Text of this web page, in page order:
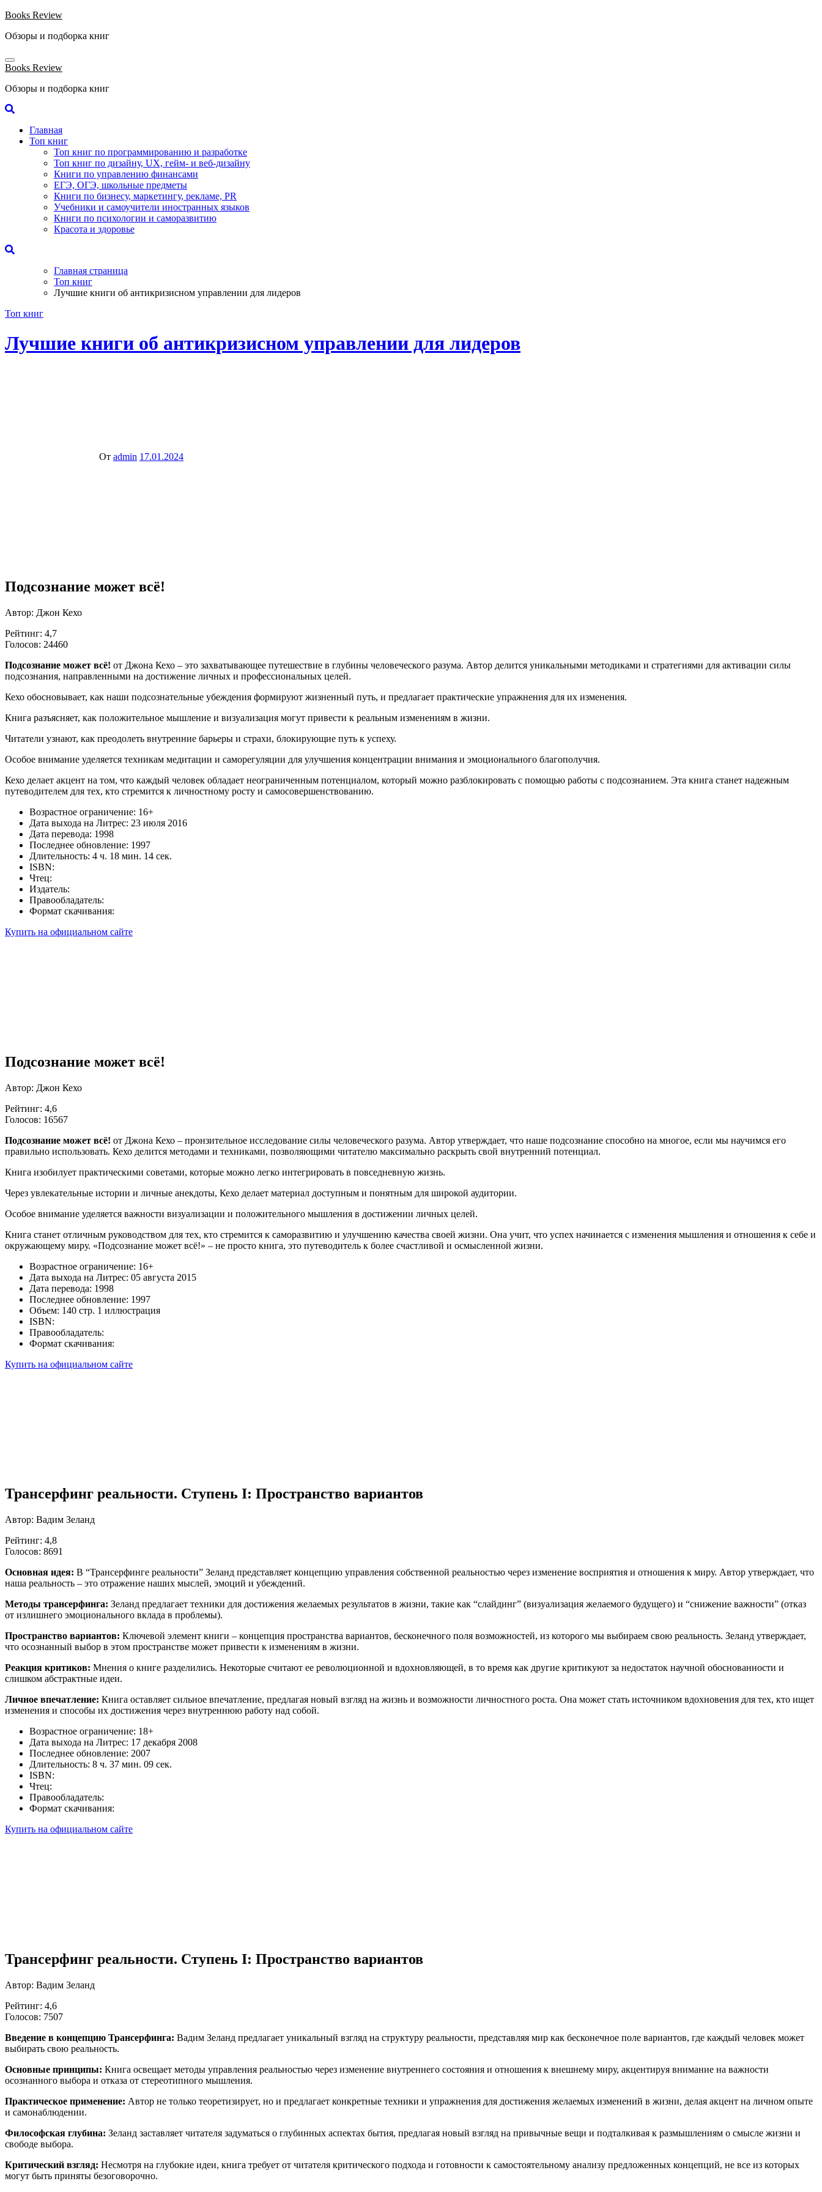
Перейти
содержанию
Books Review
Обзоры и подборка книг
Books Review
Обзоры и подборка книг
Главная
Топ книг
Топ книг по программированию и разработке
Топ книг по дизайну, UX, гейм- и веб-дизайну
Книги по управлению финансами
ЕГЭ, ОГЭ, школьные предметы
Книги по бизнесу, маркетингу, рекламе, PR
Учебники и самоучители иностранных языков
Книги по психологии и саморазвитию
Красота и здоровье
Главная страница
Топ книг
Лучшие книги об антикризисном управлении для лидеров
Топ книг
Лучшие книги об антикризисном управлении для лидеров
От admin 17.01.2024
Подсознание может всё!
Автор: Джон Кехо
Рейтинг: 4,7
Голосов: 24460
Подсознание может всё! от Джона Кехо – это захватывающее путешествие в глубины человеческого разума. Автор делится уникальными методиками и стратегиями для активации силы
подсознания, направленными на достижение личных и профессиональных целей.
Кехо обосновывает, как наши подсознательные убеждения формируют жизненный путь, и предлагает практические упражнения для их изменения.
Книга разъясняет, как положительное мышление и визуализация могут привести к реальным изменениям в жизни.
Читатели узнают, как преодолеть внутренние барьеры и страхи, блокирующие путь к успеху.
Особое внимание уделяется техникам медитации и саморегуляции для улучшения концентрации внимания и эмоционального благополучия.
Кехо делает акцент на том, что каждый человек обладает неограниченным потенциалом, который можно разблокировать с помощью работы с подсознанием. Эта книга станет надежным
путеводителем для тех, кто стремится к личностному росту и самосовершенствованию.
Возрастное ограничение: 16+
Дата выхода на Литрес: 23 июля 2016
Дата перевода: 1998
Последнее обновление: 1997
Длительность: 4 ч. 18 мин. 14 сек.
ISBN:
Чтец:
Издатель:
Правообладатель:
Формат скачивания:
Купить на официальном сайте
Подсознание может всё!
Автор: Джон Кехо
Рейтинг: 4,6
Голосов: 16567
Подсознание может всё! от Джона Кехо – пронзительное исследование силы человеческого разума. Автор утверждает, что наше подсознание способно на многое, если мы научимся его
правильно использовать. Кехо делится методами и техниками, позволяющими читателю максимально раскрыть свой внутренний потенциал.
Книга изобилует практическими советами, которые можно легко интегрировать в повседневную жизнь.
Через увлекательные истории и личные анекдоты, Кехо делает материал доступным и понятным для широкой аудитории.
Особое внимание уделяется важности визуализации и положительного мышления в достижении личных целей.
Книга станет отличным руководством для тех, кто стремится к саморазвитию и улучшению качества своей жизни. Она учит, что успех начинается с изменения мышления и отношения к себе и
окружающему миру. «Подсознание может всё!» – не просто книга, это путеводитель к более счастливой и осмысленной жизни.
Возрастное ограничение: 16+
Дата выхода на Литрес: 05 августа 2015
Дата перевода: 1998
Последнее обновление: 1997
Объем: 140 стр. 1 иллюстрация
ISBN:
Правообладатель:
Формат скачивания:
Купить на официальном сайте
Трансерфинг реальности. Ступень I: Пространство вариантов
Автор: Вадим Зеланд
Рейтинг: 4,8
Голосов: 8691
Основная идея: В “Трансерфинге реальности” Зеланд представляет концепцию управления собственной реальностью через изменение восприятия и отношения к миру. Автор утверждает, что
наша реальность – это отражение наших мыслей, эмоций и убеждений.
Методы трансерфинга: Зеланд предлагает техники для достижения желаемых результатов в жизни, такие как “слайдинг” (визуализация желаемого будущего) и “снижение важности” (отказ
от излишнего эмоционального вклада в проблемы).
Пространство вариантов: Ключевой элемент книги – концепция пространства вариантов, бесконечного поля возможностей, из которого мы выбираем свою реальность. Зеланд утверждает,
что осознанный выбор в этом пространстве может привести к изменениям в жизни.
Реакция критиков: Мнения о книге разделились. Некоторые считают ее революционной и вдохновляющей, в то время как другие критикуют за недостаток научной обоснованности и
слишком абстрактные идеи.
Личное впечатление: Книга оставляет сильное впечатление, предлагая новый взгляд на жизнь и возможности личностного роста. Она может стать источником вдохновения для тех, кто ищет
изменения и способы их достижения через внутреннюю работу над собой.
Возрастное ограничение: 18+
Дата выхода на Литрес: 17 декабря 2008
Последнее обновление: 2007
Длительность: 8 ч. 37 мин. 09 сек.
ISBN:
Чтец:
Правообладатель:
Формат скачивания:
Купить на официальном сайте
Трансерфинг реальности. Ступень I: Пространство вариантов
Автор: Вадим Зеланд
Рейтинг: 4,6
Голосов: 7507
Введение в концепцию Трансерфинга: Вадим Зеланд предлагает уникальный взгляд на структуру реальности, представляя мир как бесконечное поле вариантов, где каждый человек может
выбирать свою реальность.
Основные принципы: Книга освещает методы управления реальностью через изменение внутреннего состояния и отношения к внешнему миру, акцентируя внимание на важности
осознанного выбора и отказа от стереотипного мышления.
Практическое применение: Автор не только теоретизирует, но и предлагает конкретные техники и упражнения для достижения желаемых изменений в жизни, делая акцент на личном опыте
и самонаблюдении.
Философская глубина: Зеланд заставляет читателя задуматься о глубинных аспектах бытия, предлагая новый взгляд на привычные вещи и подталкивая к размышлениям о смысле жизни и
свободе выбора.
Критический взгляд: Несмотря на глубокие идеи, книга требует от читателя критического подхода и готовности к самостоятельному анализу предложенных концепций, не все из которых
могут быть приняты безоговорочно.